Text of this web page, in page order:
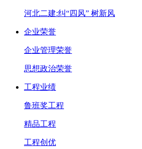
河北二建:纠“四风” 树新风
企业荣誉
企业管理荣誉
思想政治荣誉
工程业绩
鲁班奖工程
精品工程
工程创优